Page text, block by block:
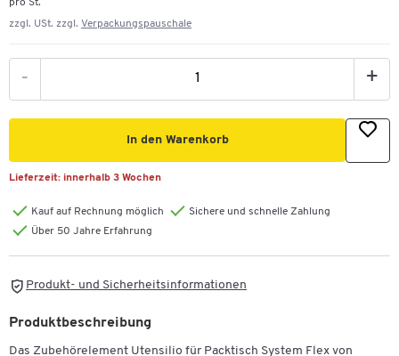
pro St.
zzgl. USt. zzgl. Verpackungspauschale
- +
In den Warenkorb
Lieferzeit: innerhalb 3 Wochen
Kauf auf Rechnung möglich
Sichere und schnelle Zahlung
Über 50 Jahre Erfahrung
Produkt- und Sicherheitsinformationen
Produktbeschreibung
Das Zubehörelement Utensilio für Packtisch System Flex von